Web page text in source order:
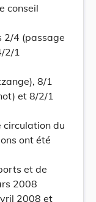
conseil
2/4 (passage
2/1
8/1
et 8/2/1
circulation du
ont été
et de
2008
2008 et